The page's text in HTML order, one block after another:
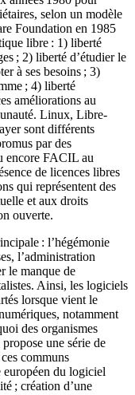
selon un modèle
Foundation en 1985
libre : 1) liberté
; 2) liberté d’étudier le
à ses besoins ; 3)
; 4) liberté
améliorations au
Linux, Libre-
sont différents
par des
encore FACIL au
de licences libres
qui représentent des
et aux droits
ouverte.
: l’hégémonie
l’administration
le manque de
Ainsi, les logiciels
lorsque vient le
notamment
des organismes
une série de
communs
européen du logiciel
; création d’une